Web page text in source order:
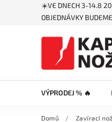
☀️VE DNECH 3-14.8
OBJEDNÁVKY
VÝPRODEJ % 🔥
Domů / Zavírací